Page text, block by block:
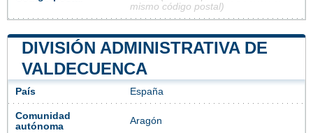
mismo código postal)
DIVISIÓN ADMINISTRATIVA DE
VALDECUENCA
País España
Comunidad
autónoma
Aragón